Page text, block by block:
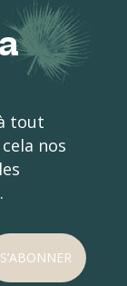
tout
nos